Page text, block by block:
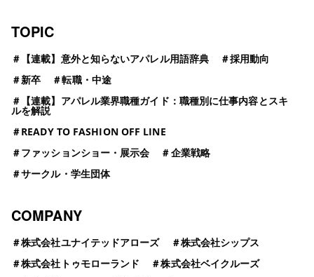
TOPIC
＃ 【連載】意外と知らないアパレル用語辞典 ＃採用動向
＃新卒 ＃転職・中途
＃
【連載】アパレル業界職種ガイド：職種別に仕事内容とスキ
ルを解説
＃READY TO FASHION OFF LINE
＃ファッションショー・展示会 ＃企業戦略
＃サークル・学生団体
COMPANY
＃株式会社ユナイテッドアローズ ＃株式会社シップス
＃株式会社トゥモローランド ＃株式会社ベイクルーズ